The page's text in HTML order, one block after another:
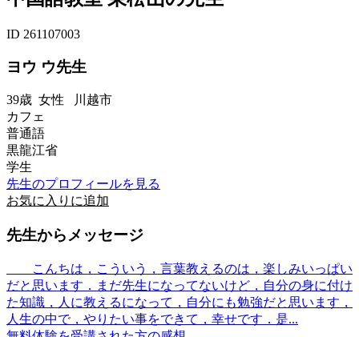
ID 261107003
ヨウ ウ先生
39歳 女性 川越市
カフェ
普通語
黒龍江省
学生
先生のプロフィールを見る
お気に入りに追加
先生からメッセージ
こんちは，こういう，言葉教えるのは，楽しみいっぱい
だと思います．まだ先生になってないけど，自分の身に付け
た知識，人に教えるになって，自分にも勉強だと思います，
人生の中で，やりたい事をできて，幸せです．是...